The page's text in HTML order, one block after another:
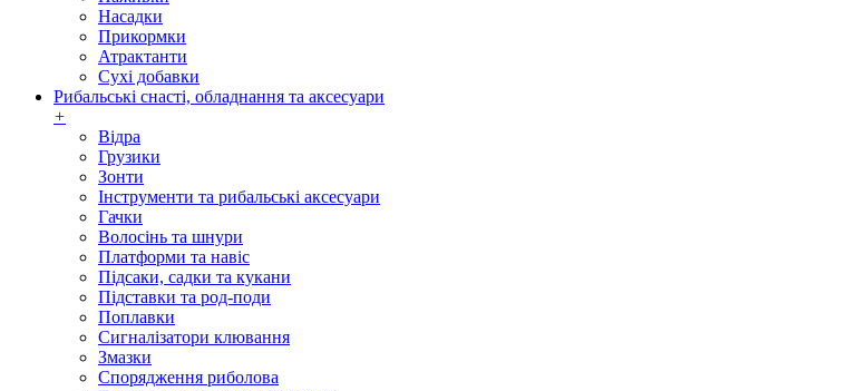
Насадки
Прикормки
Атрактанти
Сухі добавки
Рибальські снасті, обладнання та аксесуари
+
Відра
Грузики
Зонти
Інструменти та рибальські аксесуари
Гачки
Волосінь та шнури
Платформи та навіс
Підсаки, садки та кукани
Підставки та род-поди
Поплавки
Сигналізатори клювання
Змазки
Спорядження риболова